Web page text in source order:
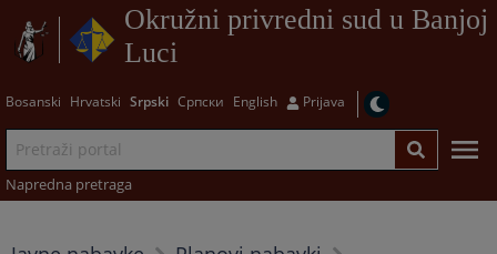
Okružni privredni sud u Banjoj
Luci
Bosanski Hrvatski Srpski Српски English Prijava
Napredna pretraga